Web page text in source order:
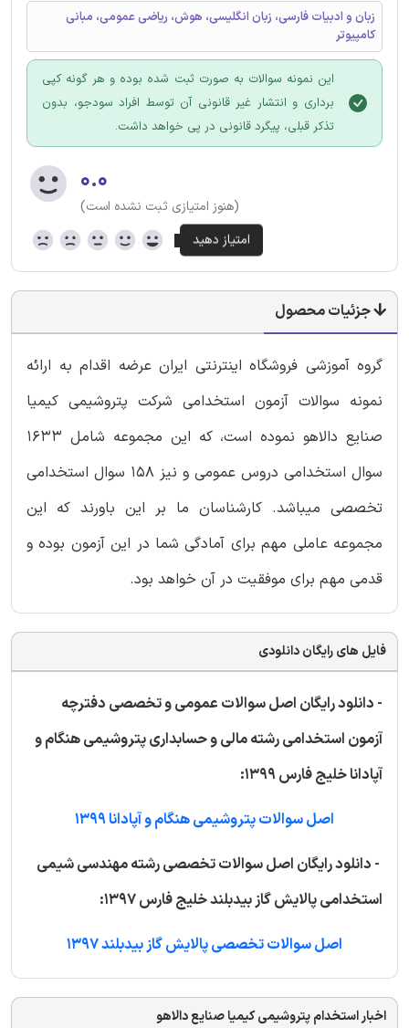
زبان و ادبیات فارسی، زبان انگلیسی، هوش، ریاضی عمومی، مبانی
کامپیوتر
این نمونه سوالات به صورت ثبت شده بوده و هر گونه کپی
برداری و انتشار غیر قانونی آن توسط افراد سودجو، بدون
تذکر قبلی، پیگرد قانونی در پی خواهد داشت.
۰.۰
(هنوز امتیازی ثبت نشده است)
جزئیات محصول
گروه آموزشی فروشگاه اینترنتی ایران عرضه اقدام به ارائه
نمونه سوالات آزمون استخدامی شرکت پتروشیمی کیمیا
صنایع دالاهو نموده است، که این مجموعه شامل 1633
سوال استخدامی دروس عمومی و نیز 158 سوال استخدامی
تخصصی میباشد. کارشناسان ما بر این باورند که این
مجموعه عاملی مهم برای آمادگی شما در این آزمون بوده و
قدمی مهم برای موفقیت در آن خواهد بود.
فایل های رایگان دانلودی
- دانلود رایگان اصل سوالات عمومی و تخصصی دفترچه
آزمون استخدامی رشته مالی و حسابداری پتروشیمی هنگام و
آپادانا خلیج فارس 1399:
اصل سوالات پتروشیمی هنگام و آپادانا 1399
- دانلود رایگان اصل سوالات تخصصی رشته مهندسی شیمی
استخدامی پالایش گاز بیدبلند خلیج فارس 1397:
اصل سوالات تخصصی پالایش گاز بیدبلند 1397
اخبار استخدام پتروشیمی کیمیا صنایع دالاهو